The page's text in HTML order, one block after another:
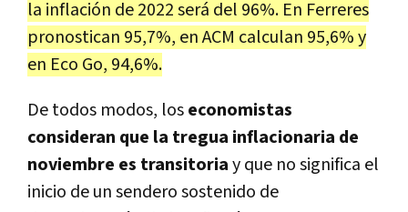
la inflación de 2022 será del 96%. En Ferreres
pronostican 95,7%, en ACM calculan 95,6% y
en Eco Go, 94,6%.
De todos modos, loseconomistas
consideran que la tregua inflacionaria de
noviembre es transitoriay que no significa el
inicio de un sendero sostenido de